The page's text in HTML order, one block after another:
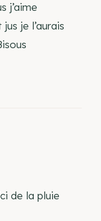
j’aime
je l’aurais
de la pluie